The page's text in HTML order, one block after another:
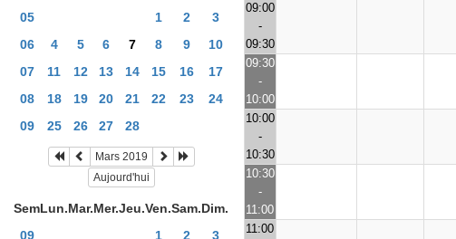
05
1 2
3
06
4 5 6 7 8 9
10
07
11 12 13 14 15 16
17
08
18 19 20 21 22 23
24
09
25 26 27 28
Mars 2019
Aujourd'hui
SemLun.Mar.Mer.Jeu.Ven.Sam.Dim.
09
1 2
3
09:00
-
09:30
09:30
-
10:00
10:00
-
10:30
10:30
-
11:00
11:00